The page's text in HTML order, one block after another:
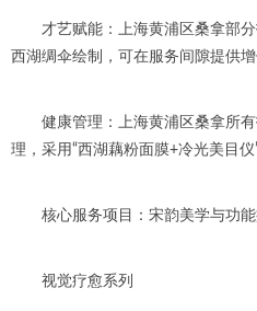
才艺赋能：上海黄浦区桑拿部分
西湖绸伞绘制，可在服务间隙提供增
健康管理：上海黄浦区桑拿所有
理，采用“西湖藕粉面膜+冷光美目仪
核心服务项目：宋韵美学与功能
视觉疗愈系列